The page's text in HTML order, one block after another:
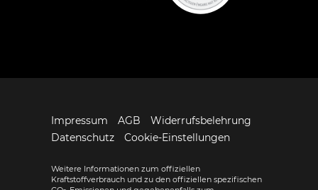
Impressum AGB
Widerrufsbelehrung
Datenschutz
Cookie-Einstellungen
Weitere Informationen zum offiziellen
Kraftstoffverbrauch und zu den offiziellen spezifischen